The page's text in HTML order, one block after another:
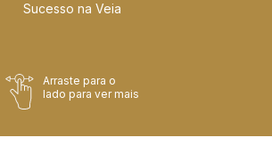
Sucesso na Veia
Arraste para o
lado para ver mais